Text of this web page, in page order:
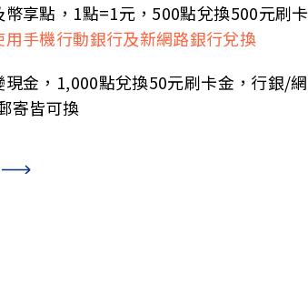
幣享點，1點=1元，500點兌換500元刷卡
用手機行動銀行及新網路銀行兌換
現金，1,000點兌換50元刷卡金，行銀/網
寄皆可換